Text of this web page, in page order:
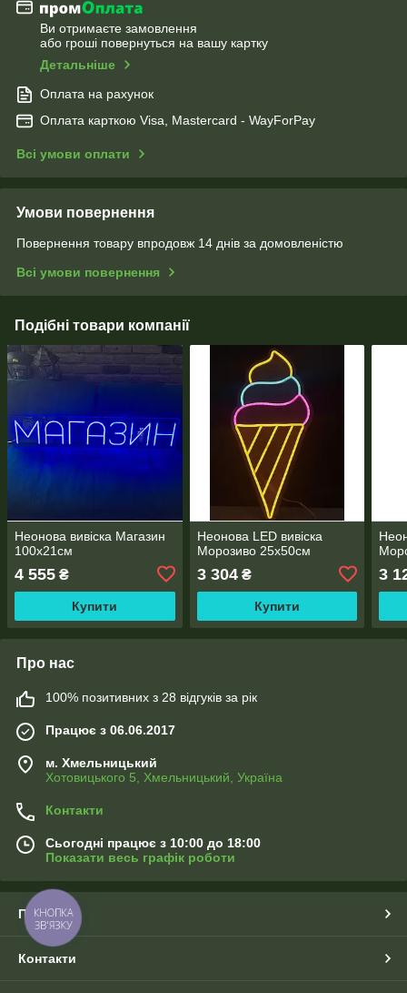
Ви отримаєте замовлення
або гроші повернуться на вашу картку
Детальніше
Оплата на рахунок
Оплата карткою Visa, Mastercard - WayForPay
Всі умови оплати
Умови повернення
Повернення товару впродовж 14 днів за домовленістю
Всі умови повернення
Подібні товари компанії
Неонова вивіска Магазин
100х21см
4 555 ₴
Купити
Неонова LED вивіска
Морозиво 25х50см
3 304₴
Купити
3
Про нас
100% позитивних з 28 відгуків за рік
Працює з 06.06.2017
м. Хмельницький
Хотовицького 5, Хмельницький, Україна
Контакти
Сьогодні працює з 10:00 до 18:00
Показати весь графік роботи
Про нас
Контакти
КНОПКА
ЗВ'ЯЗКУ